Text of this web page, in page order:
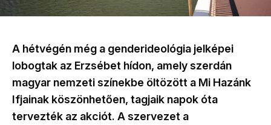
A hétvégén még a genderideológia jelképei
lobogtak az Erzsébet hídon, amely szerdán
magyar nemzeti színekbe öltözött a Mi Hazánk
Ifjainak köszönhetően, tagjaik napok óta
tervezték az akciót. A szervezet a